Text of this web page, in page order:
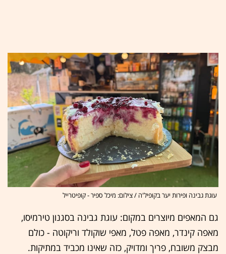
עוגת גבינה ופירות יער בקופיל'ה / צילום: מיכל ספיר - קופיטרייל
גם המאפים מיוצרים במקום: עוגת גבינה בסגנון טירמיסו,
מאפה קינדר, מאפה פטל, מאפי שוקולד וריקוטה - כולם
מבצק משובח, פריך ומדויק, כזה שאינו מכביד במתיקות.